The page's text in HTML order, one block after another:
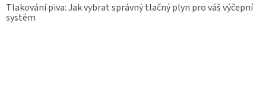
Tlakování piva: Jak vybrat správný tlačný plyn pro váš výčepní
systém